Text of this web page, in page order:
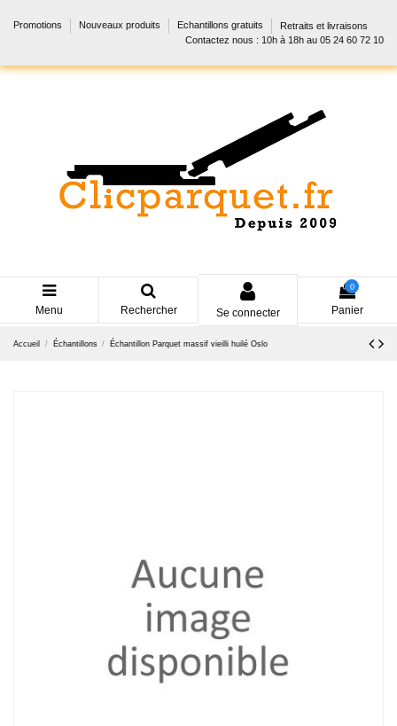
Promotions Nouveaux produits Echantillons gratuits
Retraits et livraisons
Contactez nous : 10h à 18h au 05 24 60 72 10
Menu Rechercher Se connecter
0
Panier
Accueil Échantillons Échantillon Parquet massif vieilli huilé Oslo